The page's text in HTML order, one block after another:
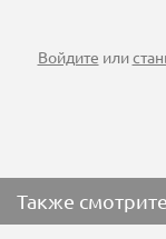
Войдите или
Также